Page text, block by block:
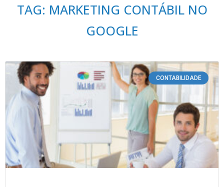
TAG: MARKETING CONTÁBIL NO
GOOGLE
CONTABILIDADE